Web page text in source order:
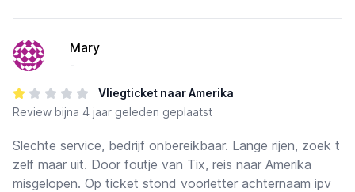
Mary
Vliegticket naar Amerika
Review bijna 4 jaar geleden geplaatst
Slechte service, bedrijf onbereikbaar. Lange rijen, zoek t
zelf maar uit. Door foutje van Tix, reis naar Amerika
misgelopen. Op ticket stond voorletter achternaam ipv